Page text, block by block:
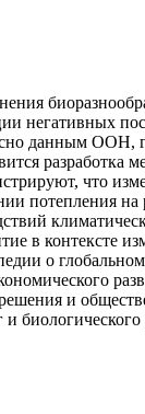
негативных
данным ООН,
разработка
что
потепления
в контексте
о
и